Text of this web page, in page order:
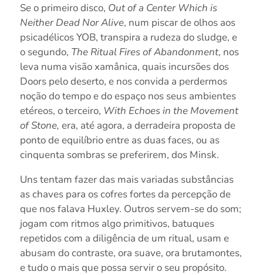
Se o primeiro disco, Out of a Center Which is
Neither Dead Nor Alive, num piscar de olhos aos
psicadélicos YOB, transpira a rudeza do sludge, e
o segundo, The Ritual Fires of Abandonment, nos
leva numa visão xamânica, quais incursões dos
Doors pelo deserto, e nos convida a perdermos
noção do tempo e do espaço nos seus ambientes
etéreos, o terceiro, With Echoes in the Movement
of Stone, era, até agora, a derradeira proposta de
ponto de equilíbrio entre as duas faces, ou as
cinquenta sombras se preferirem, dos Minsk.
Uns tentam fazer das mais variadas substâncias
as chaves para os cofres fortes da percepção de
que nos falava Huxley. Outros servem-se do som;
jogam com ritmos algo primitivos, batuques
repetidos com a diligência de um ritual, usam e
abusam do contraste, ora suave, ora brutamontes,
e tudo o mais que possa servir o seu propósito.